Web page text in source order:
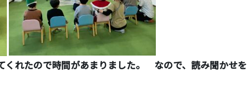
くれたので時間があまりました。 なので、読み聞かせを